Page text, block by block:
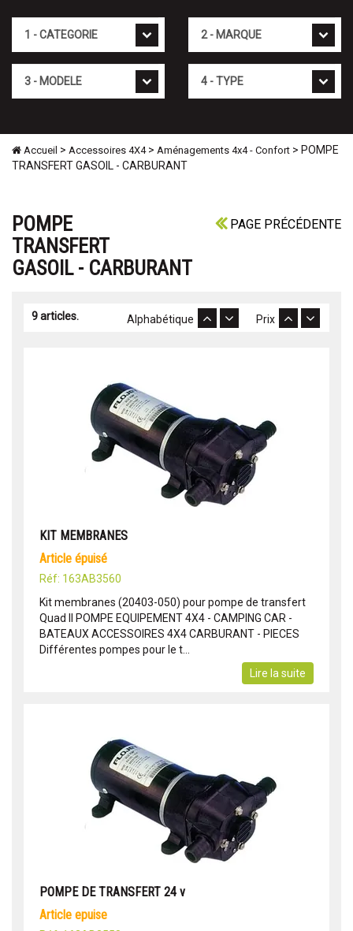
Accueil > Accessoires 4X4> Aménagements 4x4 - Confort > POMPE
TRANSFERT GASOIL - CARBURANT
PAGE PRÉCÉDENTE
POMPE
TRANSFERT
GASOIL - CARBURANT
9 articles. Prix
Alphabétique
KIT MEMBRANES
article épuisé
Réf: 163AB3560
Kit membranes (20403-050) pour pompe de transfert
Quad II POMPE EQUIPEMENT 4X4 - CAMPING CAR -
BATEAUX ACCESSOIRES 4X4 CARBURANT - PIECES
Différentes pompes pour le t...
Lire la suite
POMPE DE TRANSFERT 24 v
article epuise